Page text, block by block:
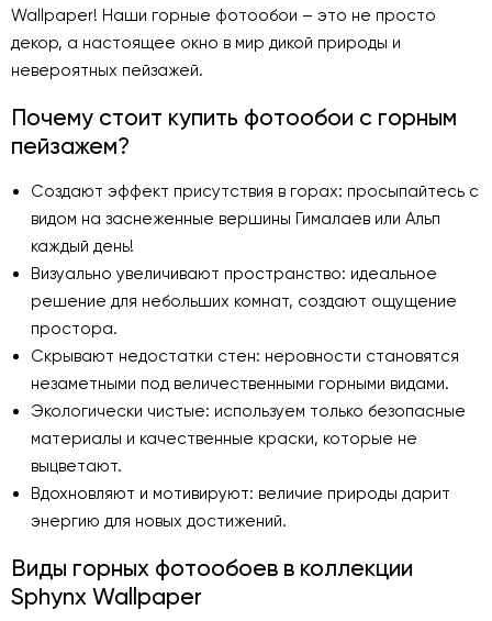
Wallpaper! Наши горные фотообои – это не просто
декор, а настоящее окно в мир дикой природы и
невероятных пейзажей.
Почему стоит купить фотообои с горным
пейзажем?
Создают эффект присутствия в горах: просыпайтесь с
видом на заснеженные вершины Гималаев или Альп
каждый день!
Визуально увеличивают пространство: идеальное
решение для небольших комнат, создают ощущение
простора.
Скрывают недостатки стен: неровности становятся
незаметными под величественными горными видами.
Экологически чистые: используем только безопасные
материалы и качественные краски, которые не
выцветают.
Вдохновляют и мотивируют: величие природы дарит
энергию для новых достижений.
Виды горных фотообоев в коллекции
Sphynx Wallpaper